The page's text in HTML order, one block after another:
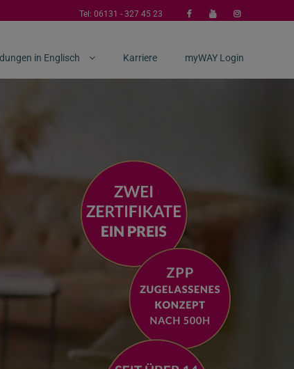
Tel: 06131 - 327 45 23
in Englisch Karriere myWAY Login